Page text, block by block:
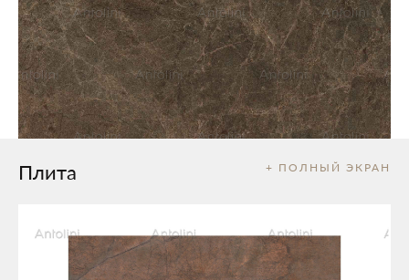
+ ПОЛНЫЙ ЭКРАН
Плита